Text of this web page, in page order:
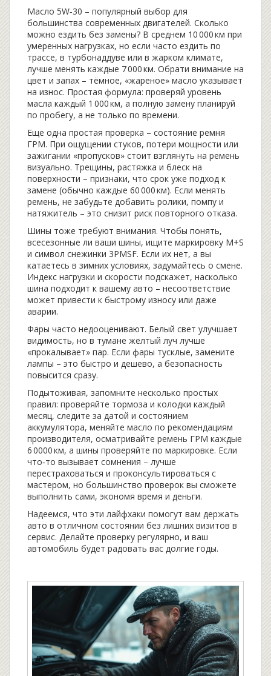
Масло 5W‑30 – популярный выбор для
большинства современных двигателей. Сколько
можно ездить без замены? В среднем 10 000 км при
умеренных нагрузках, но если часто ездить по
трассе, в турбонаддуве или в жарком климате,
лучше менять каждые 7 000 км. Обрати внимание на
цвет и запах – тёмное, «жареное» масло указывает
на износ. Простая формула: проверяй уровень
масла каждый 1 000 км, а полную замену планируй
по пробегу, а не только по времени.
Еще одна простая проверка – состояние ремня
ГРМ. При ощущении стуков, потери мощности или
зажигании «пропусков» стоит взглянуть на ремень
визуально. Трещины, растяжка и блеск на
поверхности – признаки, что срок уже подход к
замене (обычно каждые 60 000 км). Если менять
ремень, не забудьте добавить ролики, помпу и
натяжитель – это снизит риск повторного отказа.
Шины тоже требуют внимания. Чтобы понять,
всесезонные ли ваши шины, ищите маркировку M+S
и символ снежинки 3PMSF. Если их нет, а вы
катаетесь в зимних условиях, задумайтесь о смене.
Индекс нагрузки и скорости подскажет, насколько
шина подходит к вашему авто – несоответствие
может привести к быстрому износу или даже
аварии.
Фары часто недооценивают. Белый свет улучшает
видимость, но в тумане желтый луч лучше
«прокалывает» пар. Если фары тусклые, замените
лампы – это быстро и дешево, а безопасность
повысится сразу.
Подытоживая, запомните несколько простых
правил: проверяйте тормоза и колодки каждый
месяц, следите за датой и состоянием
аккумулятора, меняйте масло по рекомендациям
производителя, осматривайте ремень ГРМ каждые
6 0000 км, а шины проверяйте по маркировке. Если
что‑то вызывает сомнения – лучше
перестраховаться и проконсультироваться с
мастером, но большинство проверок вы сможете
выполнить сами, экономя время и деньги.
Надеемся, что эти лайфхаки помогут вам держать
авто в отличном состоянии без лишних визитов в
сервис. Делайте проверку регулярно, и ваш
автомобиль будет радовать вас долгие годы.